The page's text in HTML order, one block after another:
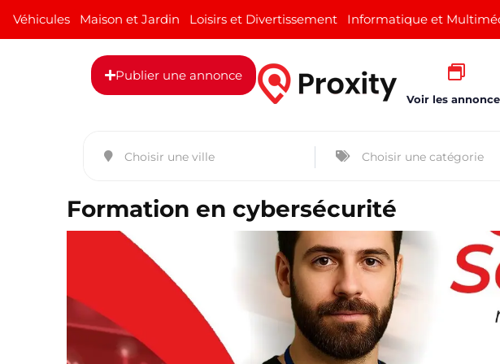
Véhicules Maison et Jardin Loisirs et Divertissement Informatique et
Publier une annonce
Voir les
Formation en cybersécurité